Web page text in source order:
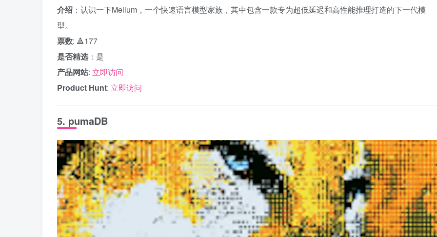
介绍 ：认识一下Mellum，一个快速语言模型家族，其中包含一款专为超低延迟和高性能推理打造的下一代模
型。
票数: 🔺177
是否精选：是
产品网站: 立即访问
Product Hunt: 立即访问
5. pumaDB